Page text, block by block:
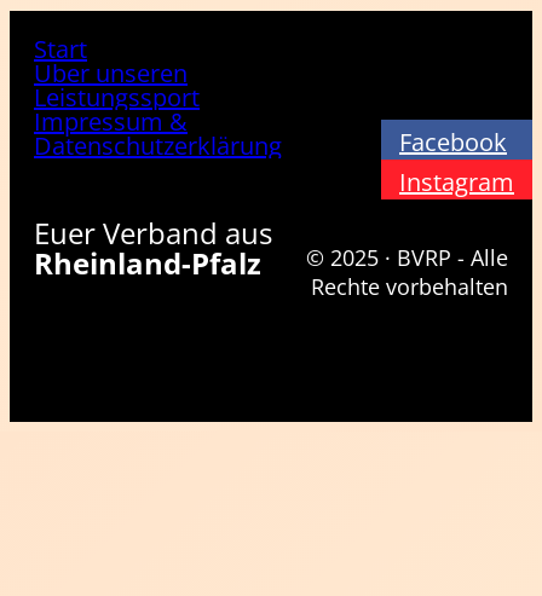
Start
Über unseren
Leistungssport
Impressum &
Datenschutzerklärung
Facebook
Instagram
Euer Verband aus
Rheinland-Pfalz
© 2025 · BVRP - Alle
Rechte vorbehalten